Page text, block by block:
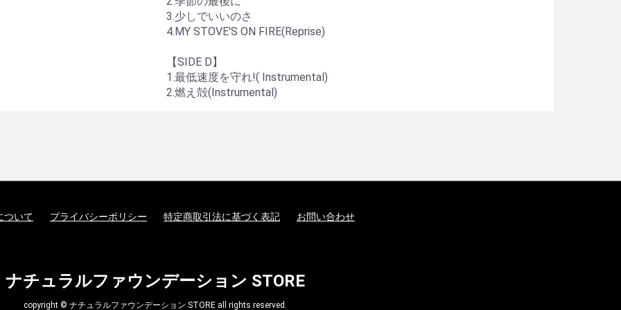
3.少しでいいのさ
4.MY STOVE'S ON FIRE(Reprise)
【SIDE D】
1.最低速度を守れ!( Instrumental)
2.燃え殻(Instrumental)
ついて プライバシーポリシー 特定商取引法に基づく表記 お問い合わせ
ナチュラルファウンデーション STORE
copyright © ナチュラルファウンデーション STORE all rights reserved.